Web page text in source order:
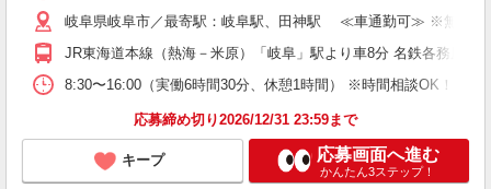
岐阜県岐阜市／最寄駅：岐阜駅、田神駅 ≪車通勤可≫ ※無料駐
JR東海道本線（熱海－米原）「岐阜」駅より車8分 名鉄各務原線
8:30〜16:00（実働6時間30分、休憩1時間） ※時間相談OK！
応募締め切り2026/12/31 23:59まで
キープ 応募画面へ進む
かんたん3ステップ！